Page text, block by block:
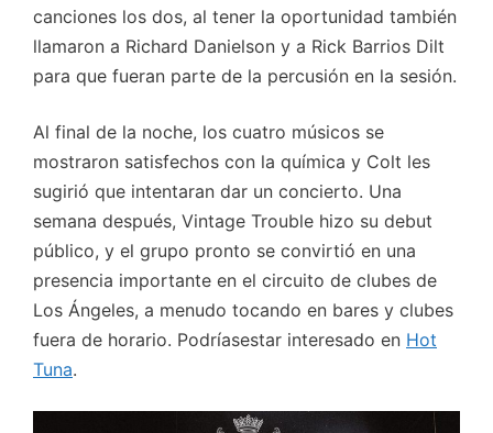
canciones los dos, al tener la oportunidad también
llamaron a Richard Danielson y a Rick Barrios Dilt
para que fueran parte de la percusión en la sesión.
Al final de la noche, los cuatro músicos se
mostraron satisfechos con la química y Colt les
sugirió que intentaran dar un concierto. Una
semana después, Vintage Trouble hizo su debut
público, y el grupo pronto se convirtió en una
presencia importante en el circuito de clubes de
Los Ángeles, a menudo tocando en bares y clubes
fuera de horario. Podríasestar interesado en Hot
Tuna.